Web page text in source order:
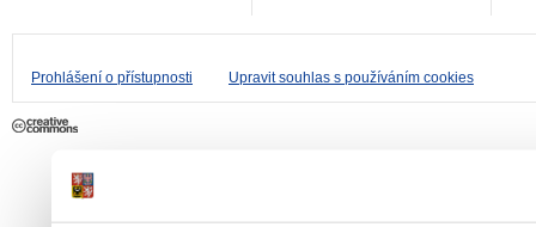
Prohlášení o přístupnosti Upravit souhlas s používáním cookies